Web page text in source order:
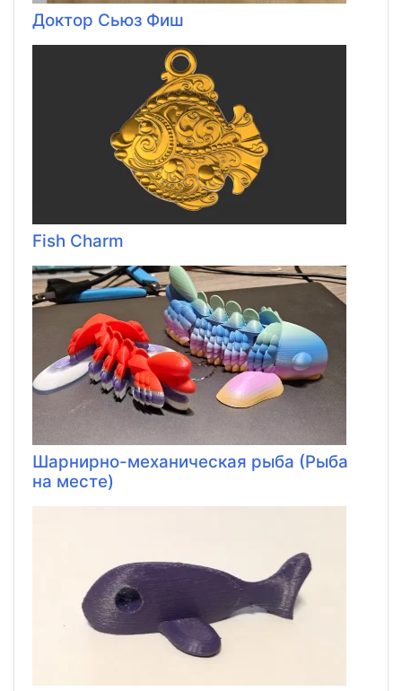
Доктор Сьюз Фиш
Fish Charm
Шарнирно-механическая рыба (Рыба
на месте)